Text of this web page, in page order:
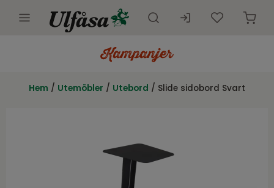
Innemöbler
Hem / Utemöbler / Utebord / Slide sidobord Svart